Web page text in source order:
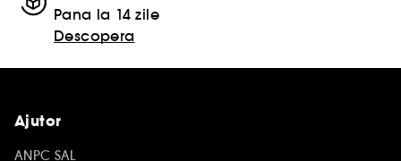
Pana la 14 zile
Descopera
Ajutor
ANPC SAL